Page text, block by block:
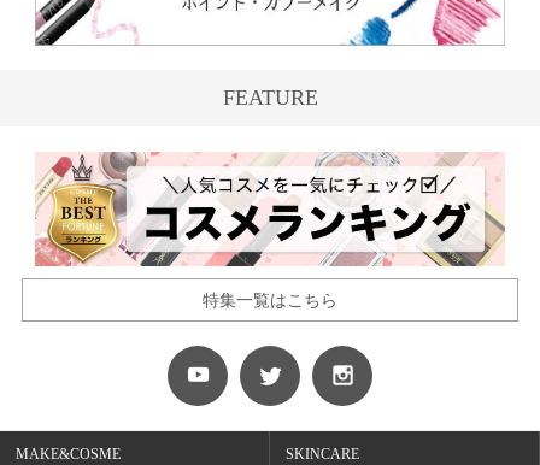
FEATURE
特集一覧はこちら
MAKE&COSME SKINCARE